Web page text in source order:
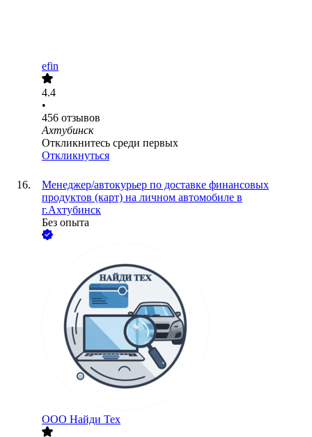
efin
4.4
•
456 отзывов
Ахтубинск
Откликнитесь среди первых
Откликнуться
Менеджер/автокурьер по доставке финансовых
продуктов (карт) на личном автомобиле в
г.Ахтубинск
Без опыта
ООО Найди Тех